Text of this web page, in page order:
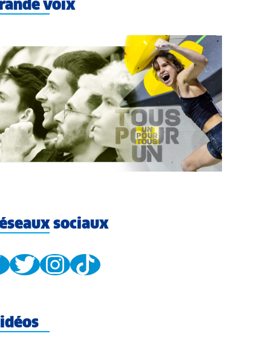
voix
sociaux